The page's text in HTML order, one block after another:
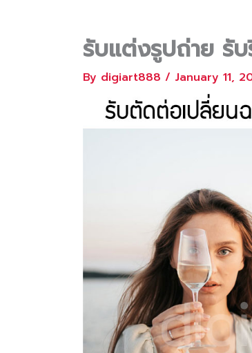
รับแต่งรูปถ่าย รั
By digiart888 / January 11,